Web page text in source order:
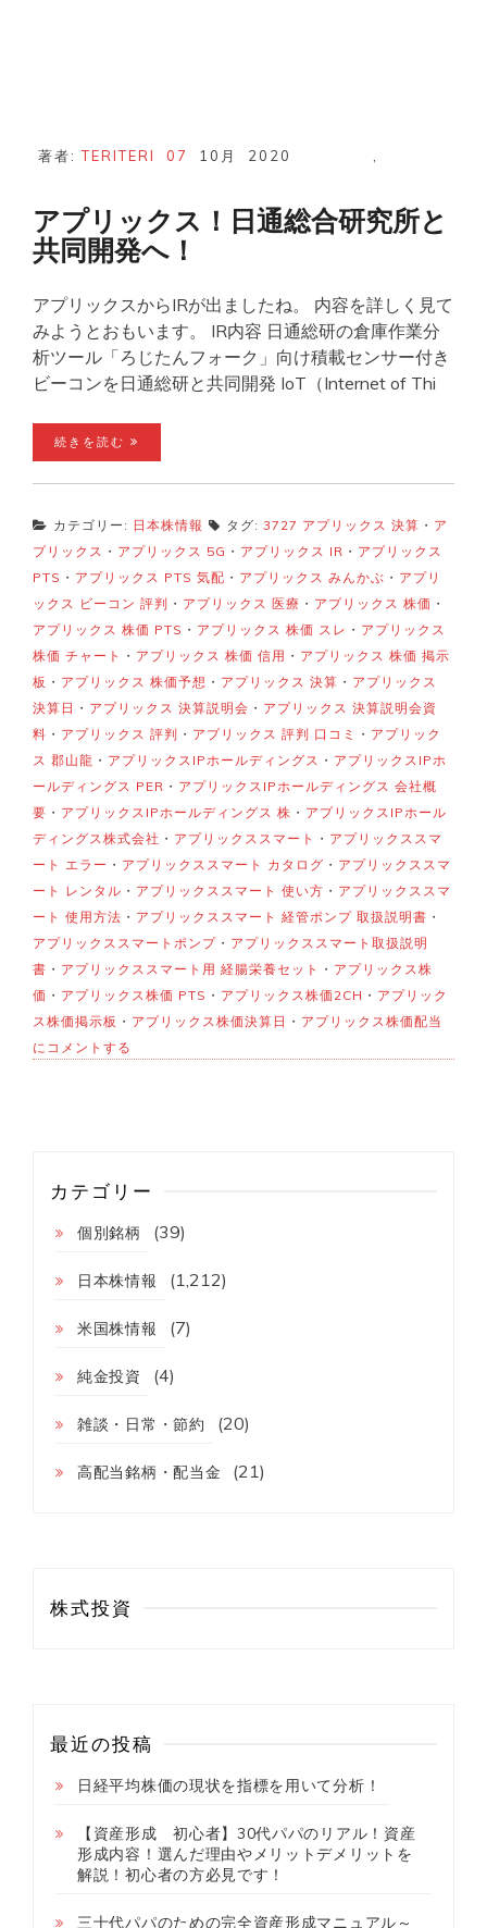
著者:TERITERI 07 10月 2020
アプリックス！日通総合研究所と
共同開発へ！
アプリックスからIRが出ましたね。 内容を詳しく見て
みようとおもいます。 IR内容 日通総研の倉庫作業分
析ツール「ろじたんフォーク」向け積載センサー付き
ビーコンを日通総研と共同開発 IoT（Internet of Thi
続きを読む
カテゴリー: 日本株情報 タグ: 3727 アプリックス 決算 ・ ア
プリックス ・ アプリックス 5G ・ アプリックス IR ・ アプリックス
PTS ・ アプリックス PTS 気配 ・ アプリックス みんかぶ ・ アプリ
ックス ビーコン 評判 ・ アプリックス 医療 ・ アプリックス 株価 ・
アプリックス 株価 PTS ・ アプリックス 株価 スレ ・ アプリックス
株価 チャート ・ アプリックス 株価 信用 ・ アプリックス 株価 掲示
板 ・ アプリックス 株価予想 ・ アプリックス 決算 ・ アプリックス
決算日 ・ アプリックス 決算説明会 ・ アプリックス 決算説明会資
料 ・ アプリックス 評判 ・ アプリックス 評判 口コミ ・ アプリック
ス 郡山龍 ・ アプリックスIPホールディングス ・ アプリックスIPホ
ールディングス PER ・ アプリックスIPホールディングス 会社概
要 ・ アプリックスIPホールディングス 株 ・ アプリックスIPホール
ディングス株式会社 ・ アプリックススマート ・ アプリックススマ
ート エラー ・ アプリックススマート カタログ ・ アプリックススマ
ート レンタル ・ アプリックススマート 使い方 ・ アプリックススマ
ート 使用方法 ・ アプリックススマート 経管ポンプ 取扱説明書 ・
アプリックススマートポンプ ・ アプリックススマート取扱説明
書 ・ アプリックススマート用 経腸栄養セット ・ アプリックス株
価 ・ アプリックス株価 PTS ・ アプリックス株価2CH ・ アプリック
ス株価掲示板 ・ アプリックス株価決算日 ・ アプリックス株価配当
にコメントする
カテゴリー
個別銘柄 (39)
日本株情報 (1,212)
米国株情報 (7)
純金投資 (4)
雑談・日常・節約 (20)
高配当銘柄・配当金 (21)
株式投資
最近の投稿
日経平均株価の現状を指標を用いて分析！
【資産形成 初心者】30代パパのリアル！資産
形成内容！選んだ理由やメリットデメリットを
解説！初心者の方必見です！
三十代パパのための完全資産形成マニュアル～